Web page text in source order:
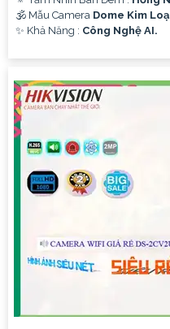
🕉️ Mẫu Camera Dome Kim
️✨ Khả Năng : Công Nghệ AI.